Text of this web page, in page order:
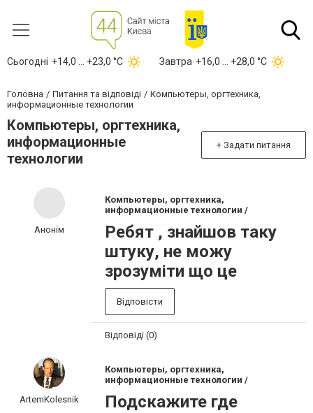
Сьогодні +14,0 ... +23,0 °С Завтра +16,0 ... +28,0 °С
Головна Питання та відповіді
Компьютеры, оргтехника,
информационные технологии
Компьютеры, оргтехника,
информационные
технологии
+ Задати питання
Анонім
Компьютеры, оргтехника,
информационные технологии /
Ребят , знайшов таку
штуку, не можу
зрозуміти що це
Відповісти
Відповіді (0)
ArtemKolesnik
Компьютеры, оргтехника,
информационные технологии /
Подскажите где